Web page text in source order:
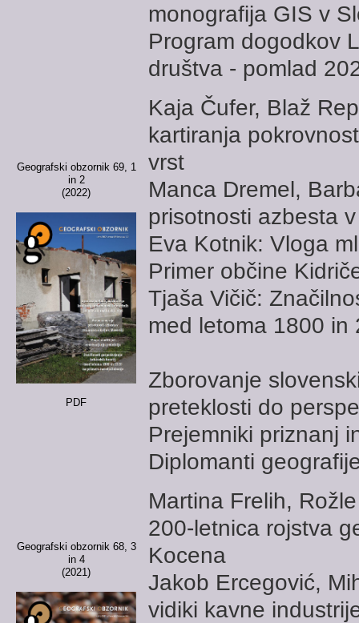
monografija GIS v
Program dogodkov
društva - pomlad
Geografski obzornik 69, 1
in 2
(2022)
PDF
Kaja Čufer, Blaž
kartiranja
vrst
Manca Dremel,
prisotnosti azbesta
Eva Kotnik: Vloga
Primer občine
Tjaša Vičič:
med letoma 1800 in
Zborovanje
preteklosti do
Prejemniki priznanj
Diplomanti
Geografski obzornik 68, 3
in 4
(2021)
Martina Frelih,
200-letnica rojstva
Kocena
Jakob Ercegović,
vidiki kavne